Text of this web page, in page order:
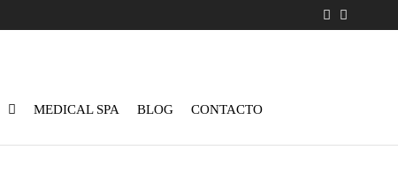
MEDICAL SPA BLOG CONTACTO